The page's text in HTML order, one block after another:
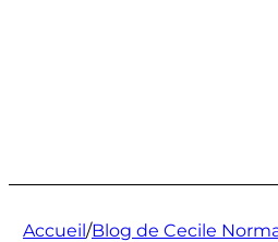
Accueil/Blog de Cecile